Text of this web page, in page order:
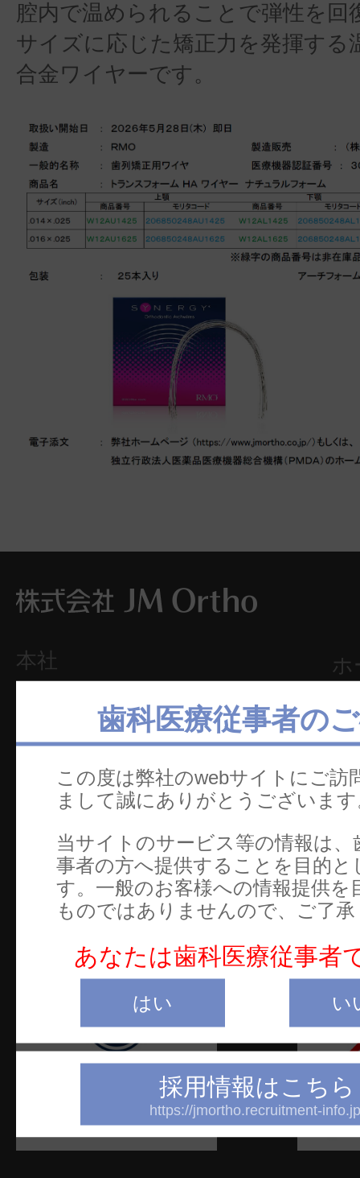
歯科医療従事者の
この度は弊社のwebサイトにご訪
まして誠にありがとうございま
当サイトのサービス等の情報は、
事者の方へ提供することを目的と
す。一般のお客様への情報提供を
ものではありませんので、ご了
あなたは歯科医療従事者
はい い
採用情報はこちら
https://jmortho.recruitment-
腔内で温められることで弾性を回
サイズに応じた矯正力を発揮する
合金ワイヤーです。
ホ
セ
文
ご
本社
東京都千代田区神田駿河台2-2
御茶ノ水杏雲ビル14F
FAX：03-5281-4716